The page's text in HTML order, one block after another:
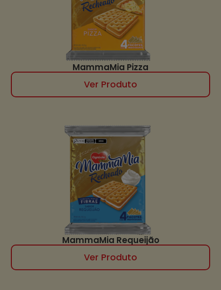
MammaMia Pizza
Ver Produto
MammaMia Requeijão
Ver Produto